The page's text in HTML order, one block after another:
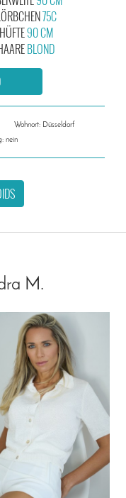
75C
HÜFTE90 CM
BLOND
Wohnort: Düsseldorf
nein
M.